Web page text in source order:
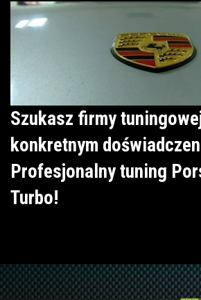
Szukasz firmy
konkretnym
Profesjonalny tuning
Turbo!